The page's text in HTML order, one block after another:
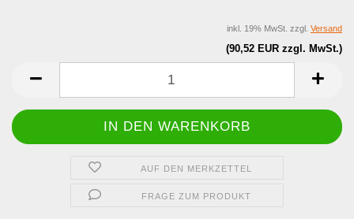
(90,52 EUR zzgl. MwSt.)
inkl. 19% MwSt. zzgl. Versand
AUF DEN MERKZETTEL
FRAGE ZUM PRODUKT